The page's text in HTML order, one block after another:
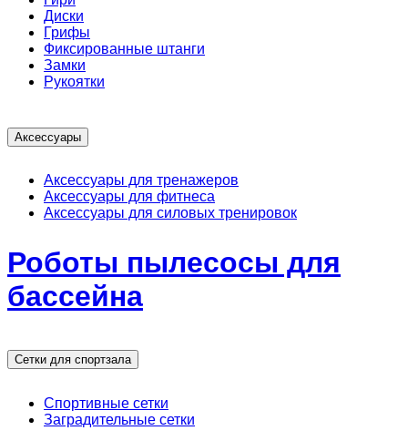
Диски
Грифы
Фиксированные штанги
Замки
Рукоятки
Аксессуары
Аксессуары для тренажеров
Аксессуары для фитнеса
Аксессуары для силовых тренировок
Роботы пылесосы для
бассейна
Сетки для спортзала
Спортивные сетки
Заградительные сетки